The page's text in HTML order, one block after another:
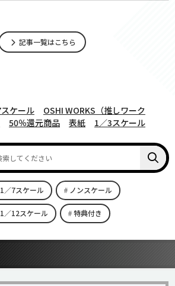
記事一覧はこちら
ケール
OSHI WORKS（推しワーク
50％還元商品 表紙 1／3スケール
1／7スケール ノンスケール
1／12スケール 特典付き
posts-content-slider id=9342]